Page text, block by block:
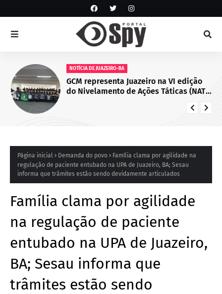
NOTÍCIA DE JUAZEIRO-BA
GCM representa Juazeiro na VI edição
do Nivelamento de Ações Táticas (NAT-
Página inicial Demanda do povo
Família clama por agilidade na
regulação de paciente entubado na UPA de Juazeiro, BA; Sesau
informa que trâmites estão sendo devidamente articulados
Família clama por agilidade
na regulação de paciente
entubado na UPA de Juazeiro,
BA; Sesau informa que
trâmites estão sendo